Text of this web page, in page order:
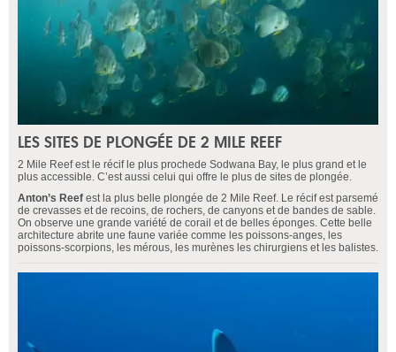
LES SITES DE PLONGÉE DE 2 MILE REEF
2 Mile Reef est le récif le plus prochede Sodwana Bay, le plus grand et le
plus accessible. C’est aussi celui qui offre le plus de sites de plongée.
Anton’s Reef est la plus belle plongée de 2 Mile Reef. Le récif est parsemé
de crevasses et de recoins, de rochers, de canyons et de bandes de sable.
On observe une grande variété de corail et de belles éponges. Cette belle
architecture abrite une faune variée comme les poissons-anges, les
poissons-scorpions, les mérous, les murènes les chirurgiens et les balistes.